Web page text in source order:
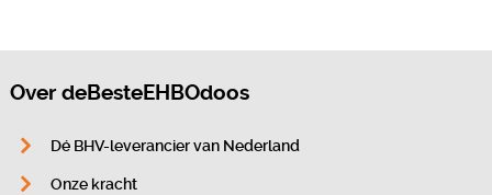
Over deBesteEHBOdoos
Dé BHV-leverancier van Nederland
Onze kracht